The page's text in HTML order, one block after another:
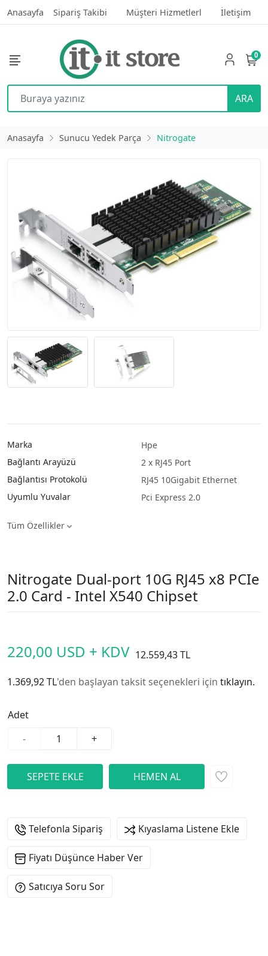
Anasayfa Sipariş Takibi Müşteri Hizmetlerl İletişim
ARA
0
Anasayfa Sunucu Yedek Parça Nitrogate
Marka
Hpe
Bağlantı Arayüzü
2 x RJ45 Port
Bağlantısı Protokolü
RJ45 10Gigabit Ethernet
Uyumlu Yuvalar
Pci Express 2.0
Tüm Özellikler
Nitrogate Dual-port 10G RJ45 x8 PCIe
2.0 Card - Intel X540 Chipset
12.559,43 TL
220,00 USD + KDV
1.369,92 TL'den başlayan taksit seçenekleri için tıklayın.
Adet
-
+
Telefonla Sipariş Kıyaslama Listene Ekle
Fiyatı Düşünce Haber Ver
Satıcıya Soru Sor